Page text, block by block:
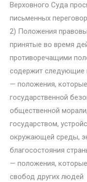
Верховного Суда
письменных
2) Положения
принятые во время
противоречащими
содержит следующие
— положения,
государственной
общественной
государством,
окружающей среды,
благосостояния
— положения,
свобод других людей